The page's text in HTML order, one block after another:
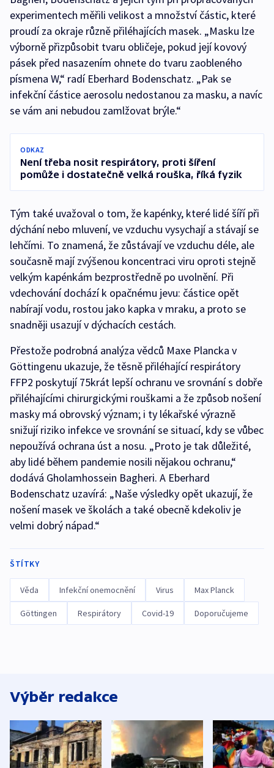
experimentech měřili velikost a množství částic, které
proudí za okraje různě přiléhajících masek. „Masku lze
výborně přizpůsobit tvaru obličeje, pokud její kovový
pásek před nasazením ohnete do tvaru zaobleného
písmena W,“ radí Eberhard Bodenschatz. „Pak se
infekční částice aerosolu nedostanou za masku, a navíc
se vám ani nebudou zamlžovat brýle.“
ODKAZ
Není třeba nosit respirátory, proti šíření
pomůže i dostatečně velká rouška, říká fyzik
Tým také uvažoval o tom, že kapénky, které lidé šíří při
dýchání nebo mluvení, ve vzduchu vysychají a stávají se
lehčími. To znamená, že zůstávají ve vzduchu déle, ale
současně mají zvýšenou koncentraci viru oproti stejně
velkým kapénkám bezprostředně po uvolnění. Při
vdechování dochází k opačnému jevu: částice opět
nabírají vodu, rostou jako kapka v mraku, a proto se
snadněji usazují v dýchacích cestách.
Přestože podrobná analýza vědců Maxe Plancka v
Göttingenu ukazuje, že těsně přiléhající respirátory
FFP2 poskytují 75krát lepší ochranu ve srovnání s dobře
přiléhajícími chirurgickými rouškami a že způsob nošení
masky má obrovský význam; i ty lékařské výrazně
snižují riziko infekce ve srovnání se situací, kdy se vůbec
nepoužívá ochrana úst a nosu. „Proto je tak důležité,
aby lidé během pandemie nosili nějakou ochranu,“
dodává Gholamhossein Bagheri. A Eberhard
Bodenschatz uzavírá: „Naše výsledky opět ukazují, že
nošení masek ve školách a také obecně kdekoliv je
velmi dobrý nápad.“
ŠTÍTKY
Věda Infekční onemocnění Virus Max Planck
Göttingen Respirátory Covid-19 Doporučujeme
Výběr redakce